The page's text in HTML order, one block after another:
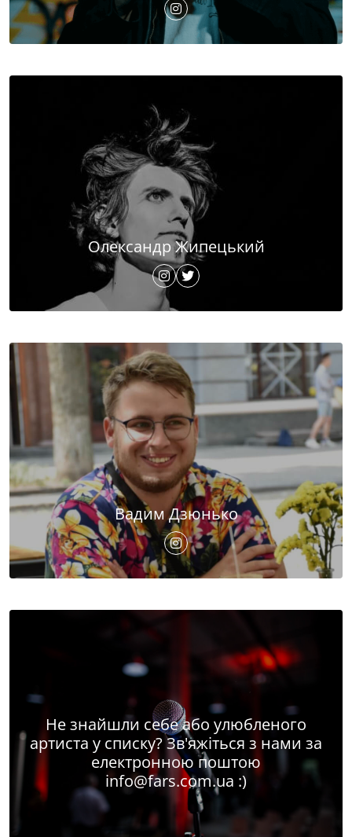
Олександр Жипецький
Вадим Дзюнько
Не знайшли себе або улюбленого
артиста у списку? Зв'яжіться з нами за
електронною поштою
info@fars.com.ua :)